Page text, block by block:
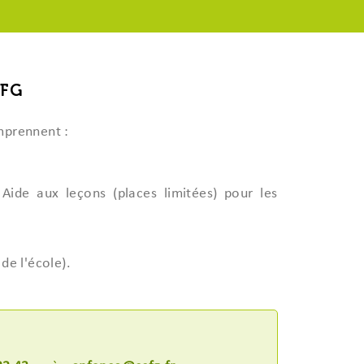
:
aux leçons (places limitées) pour les
l'école).